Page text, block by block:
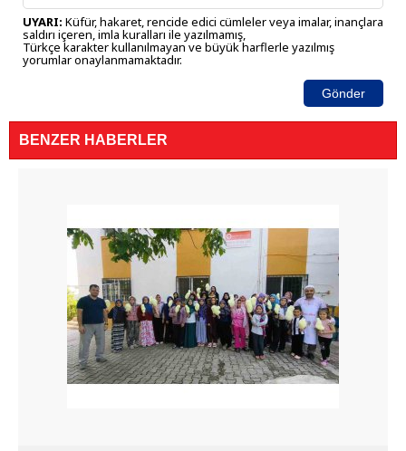
UYARI: Küfür, hakaret, rencide edici cümleler veya imalar, inançlara
saldırı içeren, imla kuralları ile yazılmamış,
Türkçe karakter kullanılmayan ve büyük harflerle yazılmış
yorumlar onaylanmamaktadır.
Gönder
BENZER HABERLER